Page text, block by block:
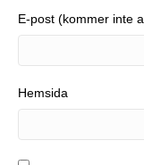
E-post (kommer inte
Hemsida